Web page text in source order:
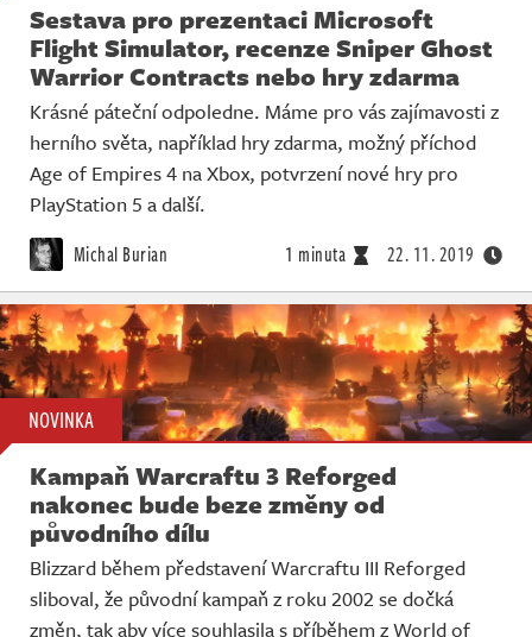
Sestava pro prezentaci Microsoft
Flight Simulator, recenze Sniper Ghost
Warrior Contracts nebo hry zdarma
Krásné páteční odpoledne. Máme pro vás zajímavosti z
herního světa, například hry zdarma, možný příchod
Age of Empires 4 na Xbox, potvrzení nové hry pro
PlayStation 5 a další.
Michal Burian 1 minuta 22. 11. 2019
NOVINKA
Kampaň Warcraftu 3 Reforged
nakonec bude beze změny od
původního dílu
Blizzard během představení Warcraftu III Reforged
sliboval, že původní kampaň z roku 2002 se dočká
změn, tak aby více souhlasila s příběhem z World of